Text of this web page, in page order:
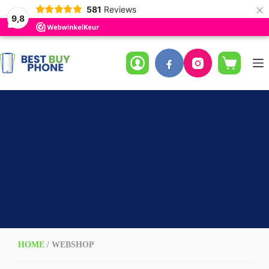
9,8
581 Reviews ×
Ga
naar
de
inhoud
HOME / WEBSHOP